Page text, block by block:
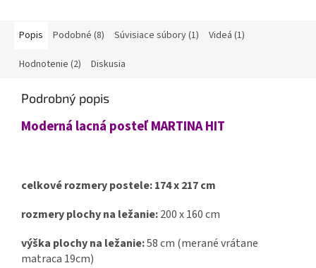
Popis Podobné (8) Súvisiace súbory (1) Videá (1)
Hodnotenie (2) Diskusia
Podrobný popis
Moderná lacná posteľ MARTINA HIT
celkové rozmery postele: 174 x 217 cm
rozmery plochy na ležanie:200 x 160 cm
výška plochy na ležanie:58 cm (merané vrátane
matraca 19cm)